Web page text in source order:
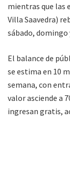
mientras que las
Villa Saavedra)
sábado, domingo
El balance de
se estima en 10
semana, con
valor asciende a
ingresan gratis,